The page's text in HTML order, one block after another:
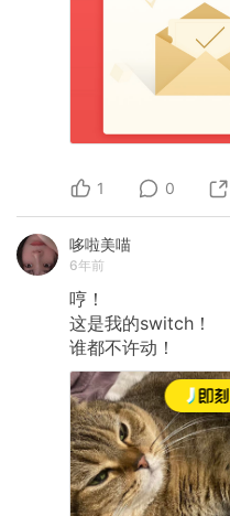
1 0
哆啦美喵
6年前
哼！
这是我的switch！
谁都不许动！